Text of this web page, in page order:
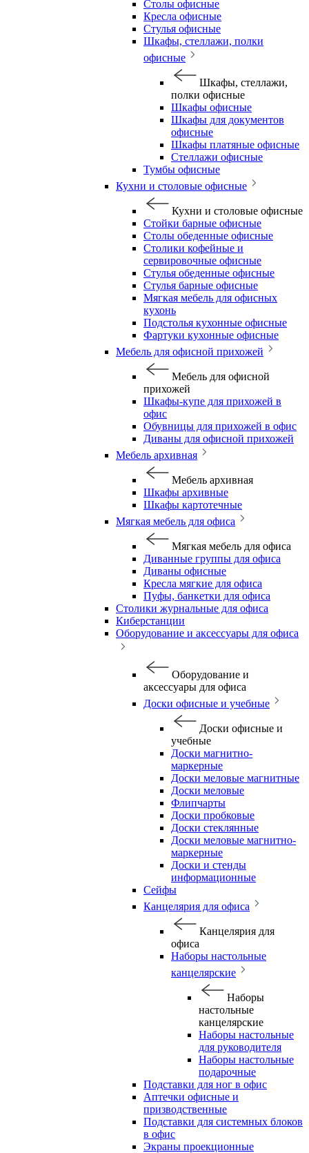
Столы офисные
Кресла офисные
Стулья офисные
Шкафы, стеллажи, полки
офисные
Шкафы, стеллажи,
полки офисные
Шкафы офисные
Шкафы для документов
офисные
Шкафы платяные офисные
Стеллажи офисные
Тумбы офисные
Кухни и столовые офисные
Кухни и столовые офисные
Стойки барные офисные
Столы обеденные офисные
Столики кофейные и
сервировочные офисные
Стулья обеденные офисные
Стулья барные офисные
Мягкая мебель для офисных
кухонь
Подстолья кухонные офисные
Фартуки кухонные офисные
Мебель для офисной прихожей
Мебель для офисной
прихожей
Шкафы-купе для прихожей в
офис
Обувницы для прихожей в офис
Диваны для офисной прихожей
Мебель архивная
Мебель архивная
Шкафы архивные
Шкафы картотечные
Мягкая мебель для офиса
Мягкая мебель для офиса
Диванные группы для офиса
Диваны офисные
Кресла мягкие для офиса
Пуфы, банкетки для офиса
Столики журнальные для офиса
Киберстанции
Оборудование и аксессуары для офиса
Оборудование и
аксессуары для офиса
Доски офисные и учебные
Доски офисные и
учебные
Доски магнитно-
маркерные
Доски меловые магнитные
Доски меловые
Флипчарты
Доски пробковые
Доски стеклянные
Доски меловые магнитно-
маркерные
Доски и стенды
информационные
Сейфы
Канцелярия для офиса
Канцелярия для
офиса
Наборы настольные
канцелярские
Наборы
настольные
канцелярские
Наборы настольные
для руководителя
Наборы настольные
подарочные
Подставки для ног в офис
Аптечки офисные и
призводственные
Подставки для системных блоков
в офис
Экраны проекционные